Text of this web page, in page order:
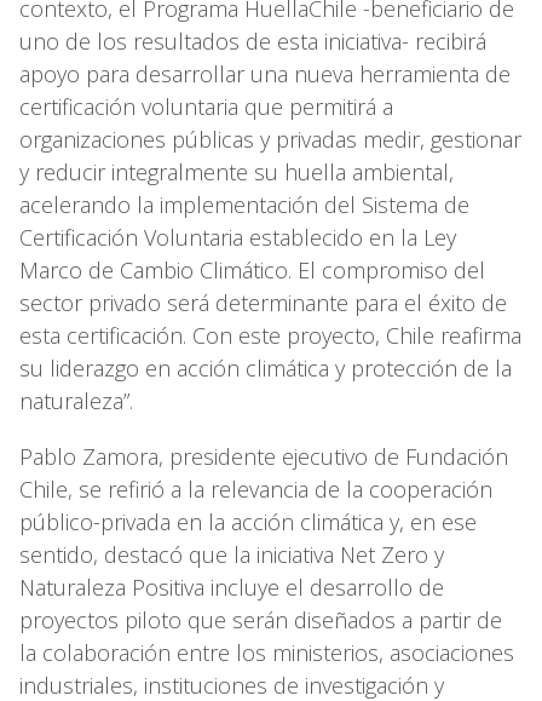
contexto, el Programa HuellaChile -beneficiario de
uno de los resultados de esta iniciativa- recibirá
apoyo para desarrollar una nueva herramienta de
certificación voluntaria que permitirá a
organizaciones públicas y privadas medir, gestionar
y reducir integralmente su huella ambiental,
acelerando la implementación del Sistema de
Certificación Voluntaria establecido en la Ley
Marco de Cambio Climático. El compromiso del
sector privado será determinante para el éxito de
esta certificación. Con este proyecto, Chile reafirma
su liderazgo en acción climática y protección de la
naturaleza”.
Pablo Zamora, presidente ejecutivo de Fundación
Chile, se refirió a la relevancia de la cooperación
público-privada en la acción climática y, en ese
sentido, destacó que la iniciativa Net Zero y
Naturaleza Positiva incluye el desarrollo de
proyectos piloto que serán diseñados a partir de
la colaboración entre los ministerios, asociaciones
industriales, instituciones de investigación y